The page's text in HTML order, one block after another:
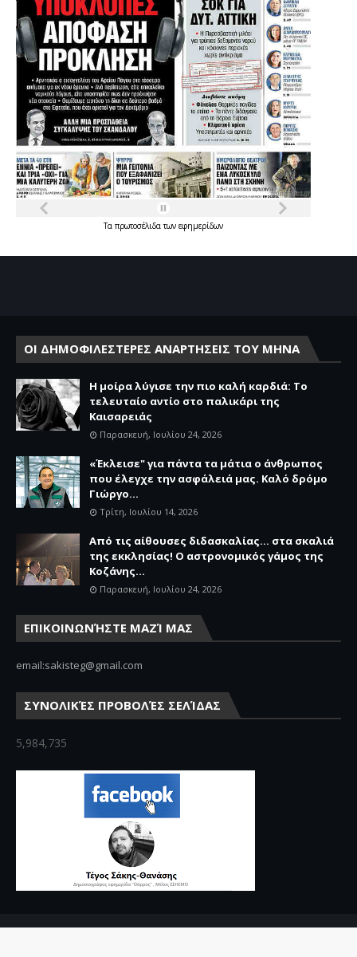
Τα πρωτοσέλιδατων εφημερίδων
ΟΙ ΔΗΜΟΦΙΛΕΣΤΕΡΕΣ ΑΝΑΡΤΗΣΕΙΣ ΤΟΥ ΜΗΝΑ
Η μοίρα λύγισε την πιο καλή καρδιά: Το
τελευταίο αντίο στο παλικάρι της
Καισαρειάς
Παρασκευή, Ιουλίου 24, 2026
«Έκλεισε" για πάντα τα μάτια ο άνθρωπος
που έλεγχε την ασφάλειά μας. Καλό δρόμο
Γιώργο...
Τρίτη, Ιουλίου 14, 2026
Από τις αίθουσες διδασκαλίας… στα σκαλιά
της εκκλησίας! Ο αστρονομικός γάμος της
Κοζάνης...
Παρασκευή, Ιουλίου 24, 2026
ΕΠΙΚΟΙΝΩΝΉΣΤΕ ΜΑΖΊ ΜΑΣ
email:sakisteg@gmail.com
ΣΥΝΟΛΙΚΈΣ ΠΡΟΒΟΛΈΣ ΣΕΛΊΔΑΣ
5,984,735